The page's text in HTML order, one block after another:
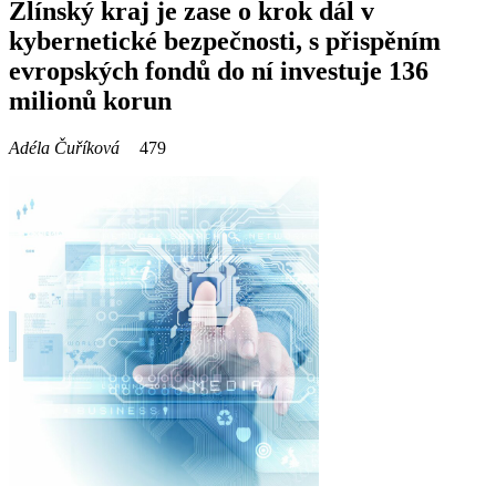
Zlínský kraj je zase o krok dál v
kybernetické bezpečnosti, s přispěním
evropských fondů do ní investuje 136
milionů korun
Adéla Čuříková 479